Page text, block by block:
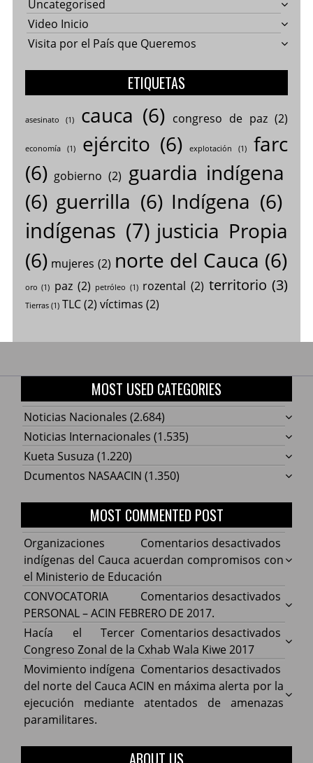
Uncategorised
Video Inicio
Visita por el País que Queremos
ETIQUETAS
asesinato (1) cauca (6) congreso de paz(2)
economía(1) ejército (6) explotación (1)
farc
(6) gobierno (2) guardia indígena
(6) guerrilla (6) Indígena (6)
indígenas (7) justicia Propia
(6) mujeres (2) norte del Cauca (6)
oro (1) paz (2) petróleo (1) rozental (2) territorio (3)
Tierras(1) TLC(2) víctimas (2)
MOST USED CATEGORIES
Noticias Nacionales (2.684)
Noticias Internacionales (1.535)
Kueta Susuza (1.220)
Dcumentos NASAACIN (1.350)
MOST COMMENTED POST
Comentarios desactivados
Cauca
con
de
Organizaciones
indígenas del Cauca acuerdan compromisos con
el Ministerio de Educación
Comentarios desactivados
ACIN
DE
CONVOCATORIA
PERSONAL – ACIN FEBRERO DE 2017.
Comentarios desactivados
Hacía
la
Hacía el Tercer
Congreso Zonal de la Cxhab Wala Kiwe 2017
Comentarios desactivados
Movimiento indígena
del norte del Cauca ACIN en máxima alerta por la
ejecución mediante atentados de amenazas
paramilitares.
ABOUT US